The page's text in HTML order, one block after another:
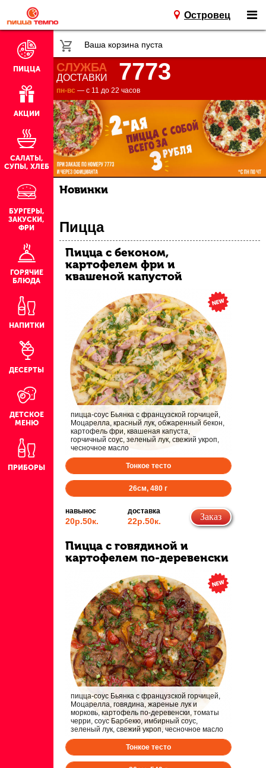
Островец
ПИЦЦА
АКЦИИ
САЛАТЫ,
СУПЫ, ХЛЕБ
БУРГЕРЫ,
ЗАКУСКИ,
ФРИ
ГОРЯЧИЕ
БЛЮДА
НАПИТКИ
ДЕСЕРТЫ
ДЕТСКОЕ
МЕНЮ
ПРИБОРЫ
Ваша корзина пуста
СЛУЖБА
ДОСТАВКИ 7773
пн-вс — с 11 до 22 часов
Новинки
Пицца
Пицца с беконом,
картофелем фри и
квашеной капустой
пицца-соус Бьянка с французской горчицей,
Моцарелла, красный лук, обжаренный бекон,
картофель фри, квашеная капуста,
горчичный соус, зеленый лук, свежий укроп,
чесночное масло
Тонкое тесто
26см,480 г
навынос
20р.50к.
доставка
22р.50к. Заказ
Пицца с говядиной и
картофелем по-деревенски
пицца-соус Бьянка с французской горчицей,
Моцарелла, говядина, жареные лук и
морковь, картофель по-деревенски, томаты
черри, соус Барбекю, имбирный соус,
зеленый лук, свежий укроп, чесночное масло
Тонкое тесто